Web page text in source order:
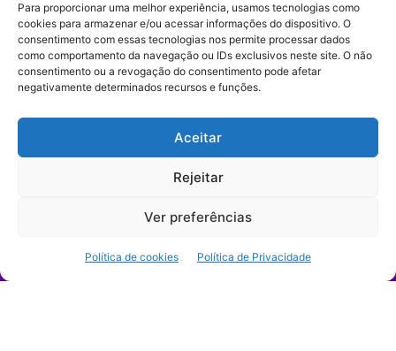
Para proporcionar uma melhor experiência, usamos tecnologias como
cookies para armazenar e/ou acessar informações do dispositivo. O
consentimento com essas tecnologias nos permite processar dados
como comportamento da navegação ou IDs exclusivos neste site. O não
consentimento ou a revogação do consentimento pode afetar
negativamente determinados recursos e funções.
Aceitar
Rejeitar
Ver preferências
Política de cookies Política de Privacidade
Portal G é um portal de notícias e tendências focado em
entretenimento, cultura pop, comportamento digital,
streaming, games e iniciativas de marca que impactam a
forma como o público vive e consome internet no Brasil.
Política de Privacidade
Contato Expediente